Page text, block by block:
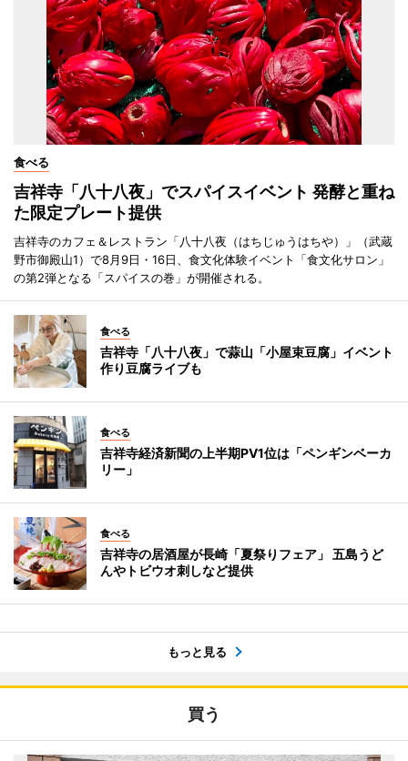
食べる
吉祥寺「八十八夜」でスパイスイベント 発酵と重ね
た限定プレート提供
吉祥寺のカフェ＆レストラン「八十八夜（はちじゅうはちや）」（武蔵
野市御殿山1）で8月9日・16日、食文化体験イベント「食文化サロン」
の第2弾となる「スパイスの巻」が開催される。
食べる
吉祥寺「八十八夜」で蒜山「小屋束豆腐」イベント
作り豆腐ライブも
食べる
吉祥寺経済新聞の上半期PV1位は「ペンギンベーカ
リー」
食べる
吉祥寺の居酒屋が長崎「夏祭りフェア」 五島うど
んやトビウオ刺しなど提供
もっと見る
買う